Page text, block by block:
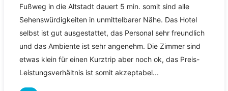
Fußweg in die Altstadt dauert 5 min. somit sind alle
Sehenswürdigkeiten in unmittelbarer Nähe. Das Hotel
selbst ist gut ausgestattet, das Personal sehr freundlich
und das Ambiente ist sehr angenehm. Die Zimmer sind
etwas klein für einen Kurztrip aber noch ok, das Preis-
Leistungsverhältnis ist somit akzeptabel...